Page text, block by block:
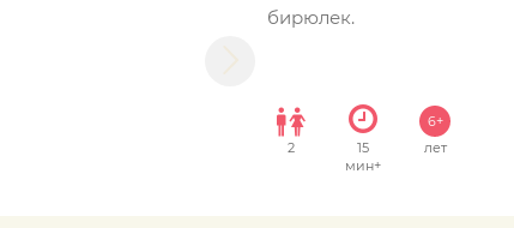
бирюлек.
2
15
мин+
6+
лет